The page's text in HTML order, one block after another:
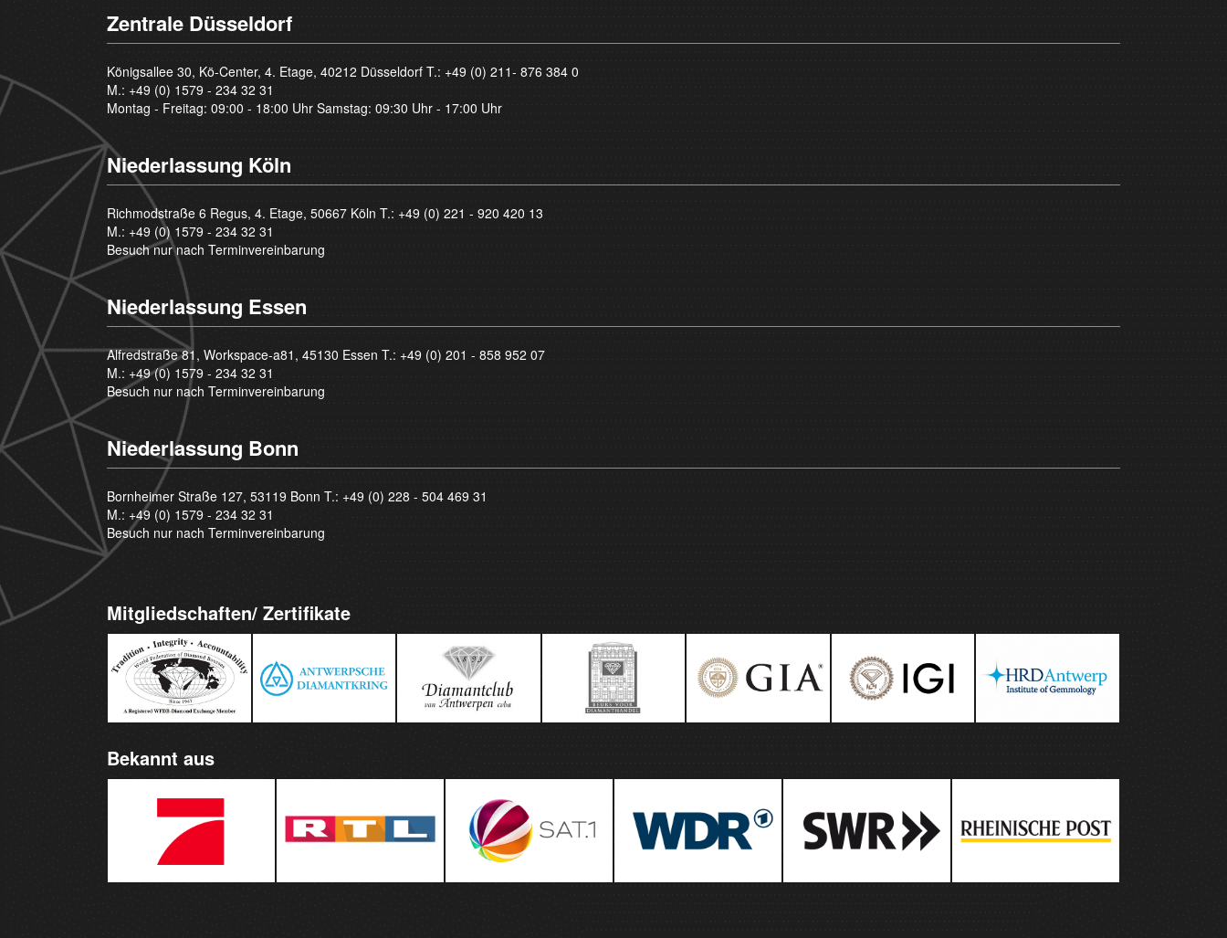
Zentrale Düsseldorf
Königsallee 30, Kö-Center, 4. Etage, 40212 Düsseldorf T.: +49 (0) 211- 876 384 0
M.: +49 (0) 1579 - 234 32 31
Montag - Freitag: 09:00 - 18:00 Uhr Samstag: 09:30 Uhr - 17:00 Uhr
Niederlassung Köln
Richmodstraße 6 Regus, 4. Etage, 50667 Köln T.: +49 (0) 221 - 920 420 13
M.: +49 (0) 1579 - 234 32 31
Besuch nur nach Terminvereinbarung
Niederlassung Essen
Alfredstraße 81, Workspace-a81, 45130 Essen T.: +49 (0) 201 - 858 952 07
M.: +49 (0) 1579 - 234 32 31
Besuch nur nach Terminvereinbarung
Niederlassung Bonn
Bornheimer Straße 127, 53119 Bonn T.: +49 (0) 228 - 504 469 31
M.: +49 (0) 1579 - 234 32 31
Besuch nur nach Terminvereinbarung
Mitgliedschaften/ Zertifikate
Bekannt aus